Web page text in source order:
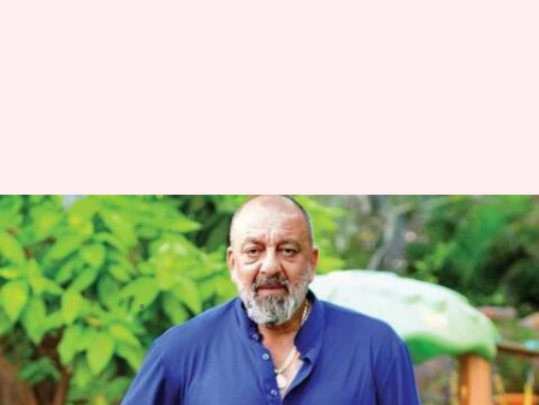
संजय दत्त को हुआ थर्ड स्टेज लंग कैंसर,
इलाज के लिए अमेरिका जाएंगे
लेखन भावना साहनी Aug 12, 2020 11:58 am
क्या है खबर?